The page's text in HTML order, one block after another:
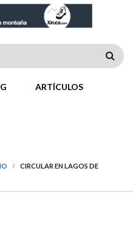
ARTÍCULOS
CIRCULAR EN LAGOS DE